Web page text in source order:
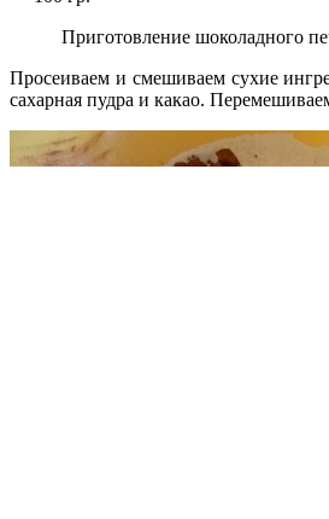
Приготовление шоколадного
Просеиваем и смешиваем сухие
сахарная пудра и какао.